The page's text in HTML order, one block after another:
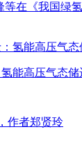
在《我国绿
能高压气态
作者郑贤玲